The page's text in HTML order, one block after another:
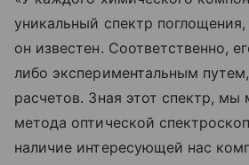
уникальный спектр поглощения,
он известен. Соответственно,
либо экспериментальным
расчетов. Зная этот спектр,
метода оптической
наличие интересующей нас